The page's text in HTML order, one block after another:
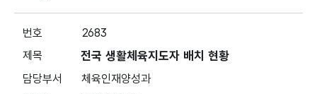
2683
전국 생활체육지도자 배치 현황
체육인재양성과